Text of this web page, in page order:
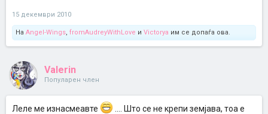
15 декември 2010
На Angel-Wings, fromAudreyWithLove и Victorya им се допаѓа ова.
Valerin
Популарен член
Леле ме изнасмеавте
.... Што се не крепи земјава, тоа е